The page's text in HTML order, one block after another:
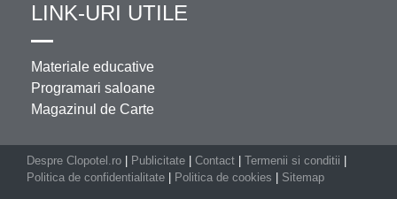
LINK-URI UTILE
Materiale educative
Programari saloane
Magazinul de Carte
Despre Clopotel.ro Publicitate Contact Termenii si conditii
Politica de confidentialitate
Politica de cookies Sitemap